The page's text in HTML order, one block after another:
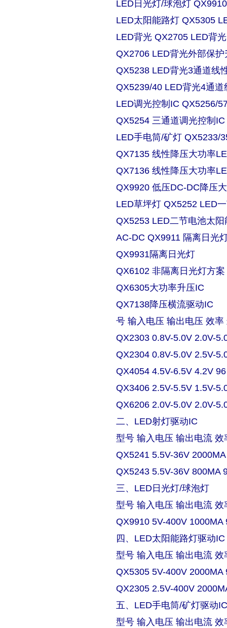
LED日光灯/球泡灯
LED太阳能路灯 QX5305
LED背光 QX2705 LED背
QX2706 LED背光外部保
QX5238 LED背光3通道线
QX5239/40 LED背光4通
LED调光控制IC QX5256/
QX5254 三通道调光控制
LED手电筒/矿灯 QX5233/
QX7135 线性降压大功率
QX7136 线性降压大功率
QX9920 低压DC-DC降压
LED草坪灯 QX5252 LED
QX5253 LED二节电池太
AC-DC QX9911 隔离日光
QX9931隔离日光灯
QX6102 非隔离日光灯方案
QX6305大功率升压IC
QX7138降压横流驱动IC
号 输入电压 输出电压 效率
QX2303 0.8V-5.0V 2.0V-
QX2304 0.8V-5.0V 2.5V-
QX4054 4.5V-6.5V 4.2V
QX3406 2.5V-5.5V 1.5V-
QX6206 2.0V-5.0V 2.0V-
二、LED射灯驱动IC
型号 输入电压 输出电流 效
QX5241 5.5V-36V
QX5243 5.5V-36V 800MA
三、LED日光灯/球泡灯
型号 输入电压 输出电流 效
QX9910 5V-400V 1000MA
四、LED太阳能路灯驱动IC
型号 输入电压 输出电流 效
QX5305 5V-400V 2000MA
QX2305 2.5V-400V
五、LED手电筒/矿灯驱动
型号 输入电压 输出电流 效